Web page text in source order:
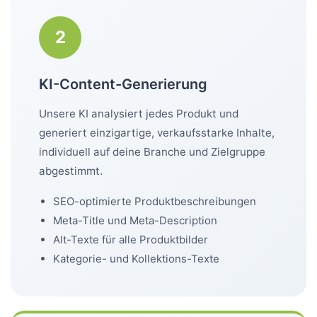
2
KI-Content-Generierung
Unsere KI analysiert jedes Produkt und
generiert einzigartige, verkaufsstarke Inhalte,
individuell auf deine Branche und Zielgruppe
abgestimmt.
SEO-optimierte Produktbeschreibungen
Meta-Title und Meta-Description
Alt-Texte für alle Produktbilder
Kategorie- und Kollektions-Texte